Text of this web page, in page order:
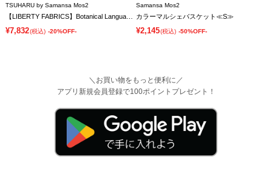
TSUHARU by Samansa Mos2
【LIBERTY FABRICS】Botanical Language柄トートバッグ
¥7,832(税込) -20%OFF-
Samansa Mos2
カラーマルシェバスケット≪S≫
¥2,145(税込) -50%OFF-
＼お買い物をもっと便利に／
アプリ新規会員登録で100ポイントプレゼント！